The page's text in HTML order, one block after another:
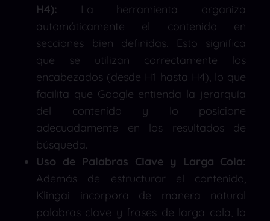
H4): La herramienta organiza
automáticamente el contenido en
secciones bien definidas. Esto significa
que se utilizan correctamente los
encabezados (desde H1 hasta H4), lo que
facilita que Google entienda la jerarquía
del contenido y lo posicione
adecuadamente en los resultados de
búsqueda.
Uso de Palabras Clave y Larga Cola:
Además de estructurar el contenido,
Klingai incorpora de manera natural
palabras clave y frases de larga cola, lo